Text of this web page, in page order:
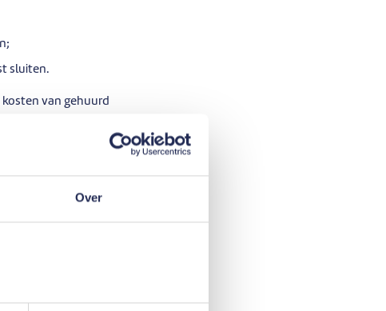
Over
sluiten.
van gehuurd
dan kun je een